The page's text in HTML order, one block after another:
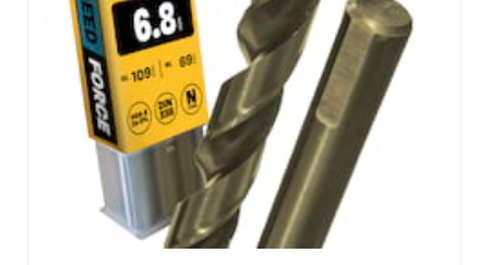
*
Ich stimme zu, dass meine Angaben aus dem
Kontaktformular zur Beantwortung meiner Anfrage
und verarbeitet werden. Die Daten werden nach
abgeschlossener Bearbeitung Ihrer Anfrage gelöscht. Sie
können Ihre Einwilligung jederzeit für die Zukunft per E-
widerrufen. Detaillierte Informationen zum Umgang mit
Nutzerdaten finden Sie in unsererDatenschutzerklärung